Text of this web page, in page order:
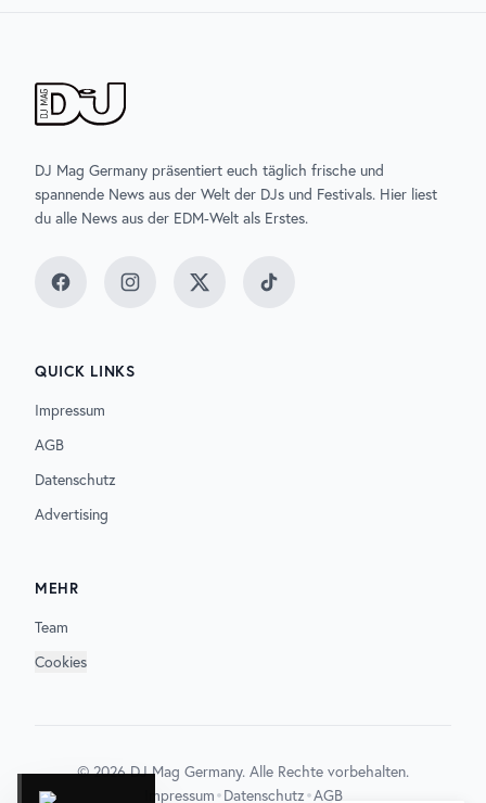
DJ Mag Germany präsentiert euch täglich frische und
spannende News aus der Welt der DJs und Festivals. Hier liest
du alle News aus der EDM-Welt als Erstes.
FacebookInstagramTwitter TikTok
QUICK LINKS
Impressum
AGB
Datenschutz
Advertising
MEHR
Team
Cookies
©2026DJ Mag Germany. Alle Rechte vorbehalten.
Impressum•Datenschutz•AGB